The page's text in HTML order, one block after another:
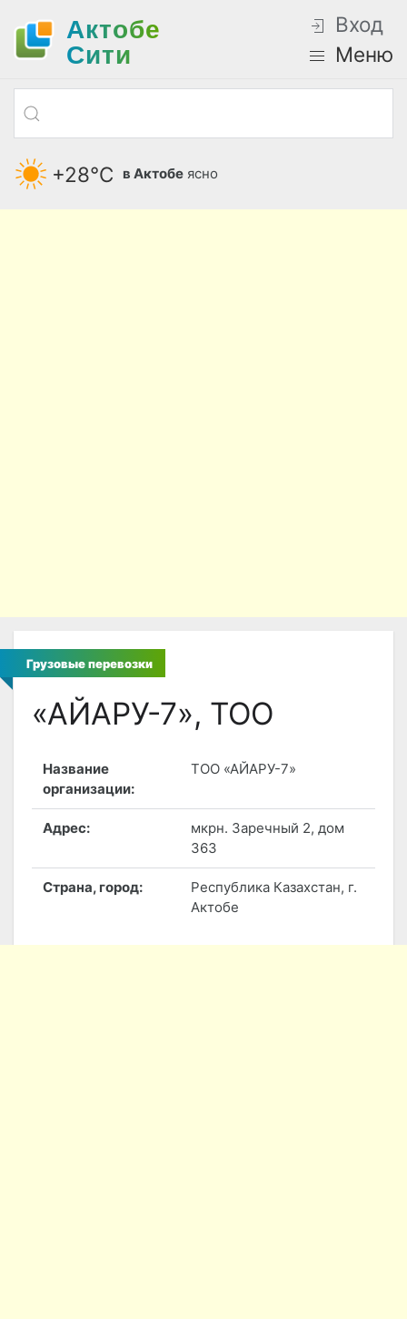
Актобе
Cити
Вход
Меню
+28°С в Актобе ясно
Грузовые перевозки
«АЙАРУ-7», ТОО
Название
организации:
ТОО «АЙАРУ-7»
Адрес:
мкрн. Заречный 2, дом
363
Страна, город:
Республика Казахстан, г.
Актобе